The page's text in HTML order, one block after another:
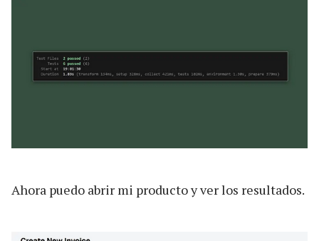
Ahora puedo abrir mi producto y ver los resultados.